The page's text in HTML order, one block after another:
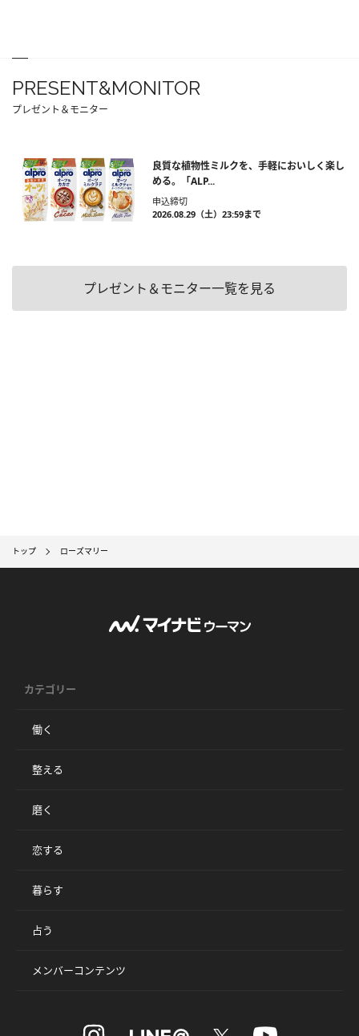
PRESENT&MONITOR
プレゼント＆モニター
良質な植物性ミルクを、手軽においしく楽し
める。「ALP...
申込締切
2026.08.29（土）23:59まで
プレゼント＆モニター一覧を見る
トップ ローズマリー
カテゴリー
働く
整える
磨く
恋する
暮らす
占う
メンバーコンテンツ